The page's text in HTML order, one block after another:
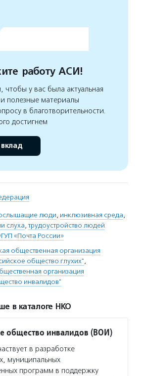
работу АСИ!
у вас была актуальная
полезные материалы
в благотворительности.
достигнем
люди, инклюзивная среда,
слуха,трудоустройство людей
«Почта России»
общественная организация
общество глухих",
организация
инвалидов"
в каталоге НКО
общество инвалидов (ВОИ)
в разработке
муниципальных
программ в поддержку